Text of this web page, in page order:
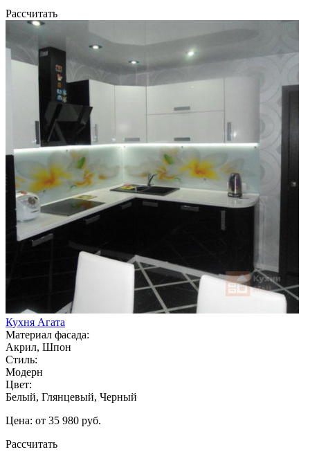
Рассчитать
Кухня Агата
Материал фасада:
Акрил, Шпон
Стиль:
Модерн
Цвет:
Белый, Глянцевый, Черный
Цена: от 35 980 руб.
Рассчитать